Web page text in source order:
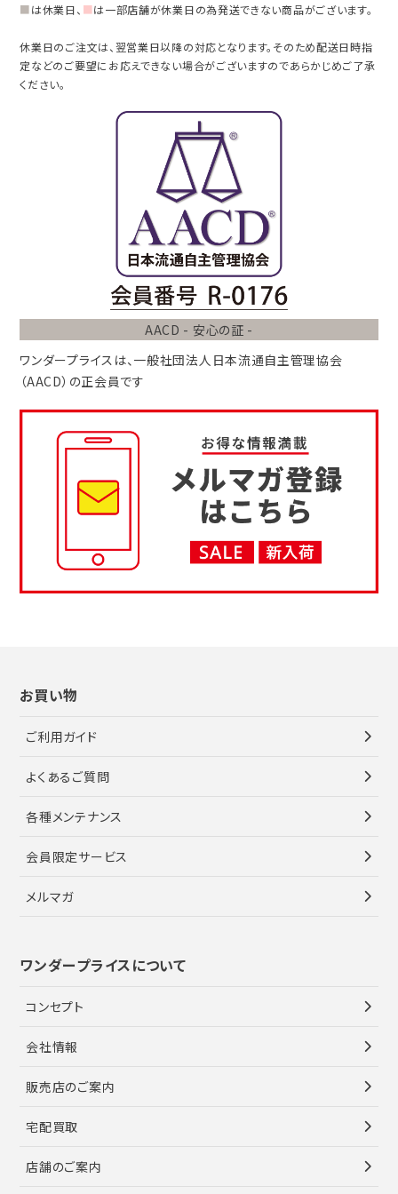
■は休業日、 ■は一部店舗が休業日の為発送できない商品がございます。
休業日のご注文は、翌営業日以降の対応となります。そのため配送日時指
定などのご要望にお応えできない場合がございますのであらかじめご了承
ください。
AACD - 安心の証 -
ワンダープライスは、 一般社団法人 日本流通自主管理協会
（AACD） の正会員です
お買い物
ご利用ガイド
よくあるご質問
各種メンテナンス
会員限定サービス
メルマガ
ワンダープライスについて
コンセプト
会社情報
販売店のご案内
宅配買取
店舗のご案内